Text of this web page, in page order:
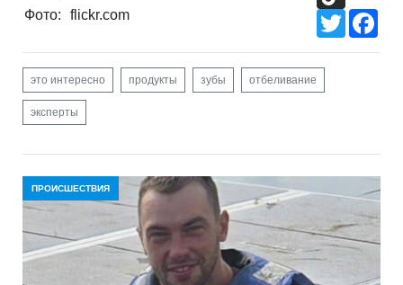
Фото:
flickr.com
Twitter
это интересно продукты зубы отбеливание
эксперты
ПРОИСШЕСТВИЯ